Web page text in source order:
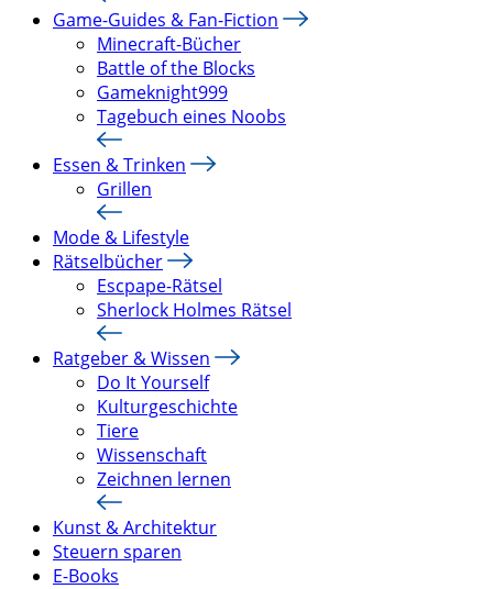
Game-Guides & Fan-Fiction
Minecraft-Bücher
Battle of the Blocks
Gameknight999
Tagebuch eines Noobs
Essen & Trinken
Grillen
Mode & Lifestyle
Rätselbücher
Escpape-Rätsel
Sherlock Holmes Rätsel
Ratgeber & Wissen
Do It Yourself
Kulturgeschichte
Tiere
Wissenschaft
Zeichnen lernen
Kunst & Architektur
Steuern sparen
E-Books